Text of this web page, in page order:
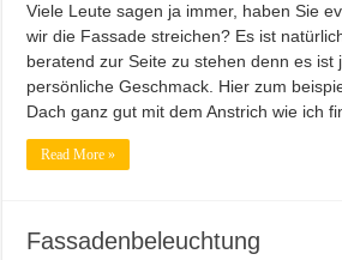
Viele Leute sagen ja immer, haben Sie
wir die Fassade streichen? Es ist
beratend zur Seite zu stehen denn es ist
persönliche Geschmack. Hier zum
Dach ganz gut mit dem Anstrich wie ich
Read More »
Fassadenbeleuchtung